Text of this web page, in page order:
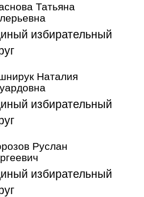
Татьяна
избирательный
Наталия
избирательный
Руслан
избирательный